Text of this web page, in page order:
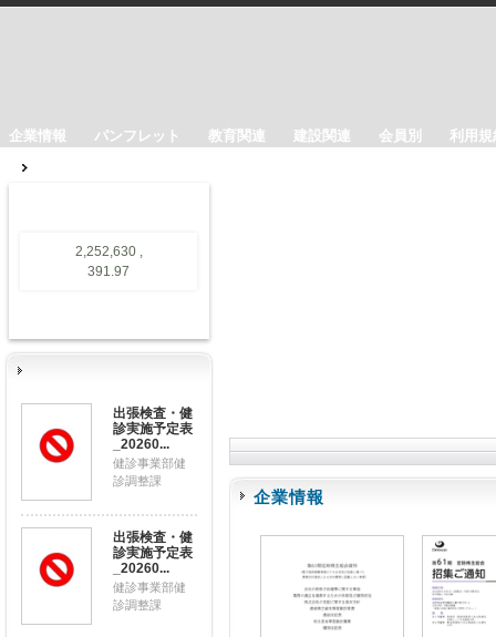
企業情報 パンフレット 教育関連 建設関連 会員別 利用規
2,252,630 ,
391.97
出張検査・健
診実施予定表
_20260...
健診事業部健
診調整課
出張検査・健
診実施予定表
_20260...
健診事業部健
診調整課
企業情報